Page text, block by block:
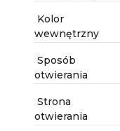
Kolor
wewnętrzny
Sposób
otwierania
Strona
otwierania